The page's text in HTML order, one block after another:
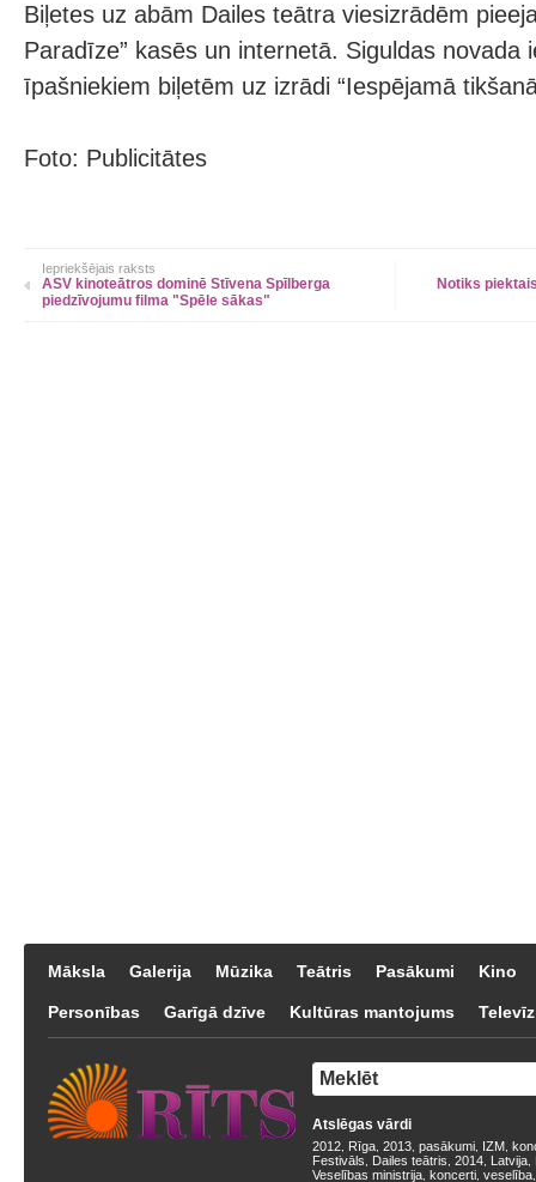
Biļetes uz abām Dailes teātra viesizrādēm
Paradīze” kasēs un internetā. Siguldas novada
īpašniekiem biļetēm uz izrādi “Iespējamā
Foto: Publicitātes
Iepriekšējais raksts
ASV kinoteātros dominē Stīvena Spīlberga
piedzīvojumu filma "Spēle sākas"
Notiks
Māksla Galerija Mūzika Teātris Pasākumi Kino
Personības Garīgā dzīve Kultūras mantojums
Atslēgas vārdi
2012 Rīga 2013 pasākumi IZM
Festivāls
Dailes teātris 2014 Latvija
Veselības ministrija koncerti veselība